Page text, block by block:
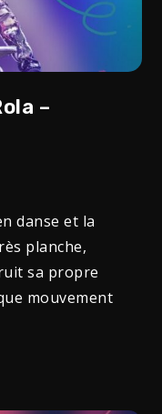
–
danse et la
planche,
sa propre
mouvement